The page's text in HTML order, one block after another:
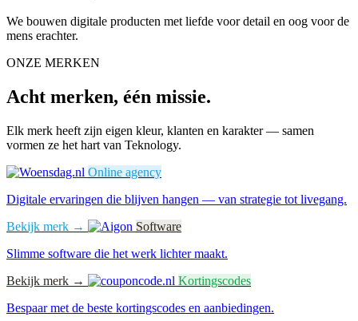
We bouwen digitale producten met liefde voor detail en oog voor de
mens erachter.
ONZE MERKEN
Acht merken, één missie.
Elk merk heeft zijn eigen kleur, klanten en karakter — samen
vormen ze het hart van Teknology.
Online agency
Digitale ervaringen die blijven hangen — van strategie tot livegang.
Bekijk merk →
Software
Slimme software die het werk lichter maakt.
Bekijk merk →
Kortingscodes
Bespaar met de beste kortingscodes en aanbiedingen.